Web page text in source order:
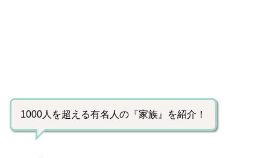
1000人を超える有名人の『家族』を紹介！